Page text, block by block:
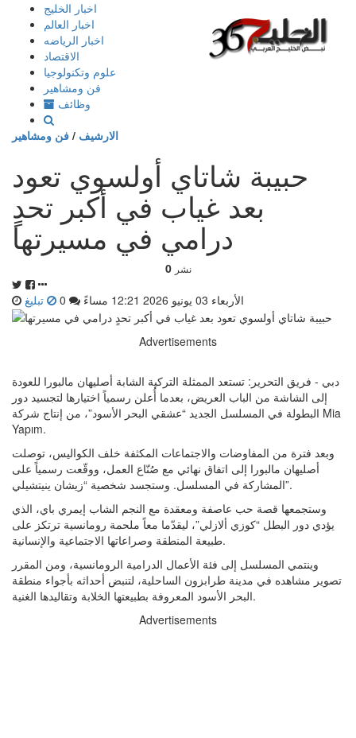
إذهب
المحتوى
اخبار الخليج
اخبار العالم
اخبار الرياضه
الاقتصاد
علوم وتكنولوجيا
فن ومشاهير
وظائف
الارشيف / فن ومشاهير
حبيبة شاتاي أولسوي تعود
بعد غياب في أكبر تحدٍ
درامي في مسيرتها
0 نشر
الأربعاء 03 يونيو 2026 12:21 مساءً تبليغ
Advertisements
دبي - فريق التحرير: تستعد الممثلة التركية الشابة أصليهان مالبورا للعودة
إلى الشاشة من الباب العريض، بعدما أُعلن رسمياً اختيارها لتجسيد دور
البطولة في المسلسل الجديد “عشقي البحر الأسود”، من إنتاج شركة Mia
Yapım.
وبعد فترة من المفاوضات والاجتماعات المكثفة خلف الكواليس، توصلت
أصليهان مالبورا إلى اتفاق نهائي مع صُنّاع العمل، ووقّعت رسمياً على
المشاركة في المسلسل. وستجسد شخصية “زيشان ينيتشيلي”.
وستجمعها قصة حب عاصفة ومعقدة مع النجم الشاب إيمري باي، الذي
يؤدي دور البطل “كوزي ألازلي”، ليقدّما معاً ملحمة رومانسية ترتكز على
طبيعة المنطقة وصراعاتها الاجتماعية والإنسانية.
وينتمي المسلسل إلى فئة الأعمال الدرامية الرومانسية، ومن المقرر
تصوير مشاهده في مدينة طرابزون الساحلية، لتنبض أحداثه بأجواء منطقة
البحر الأسود المعروفة بطبيعتها الخلابة وتقاليدها الغنية.
Advertisements